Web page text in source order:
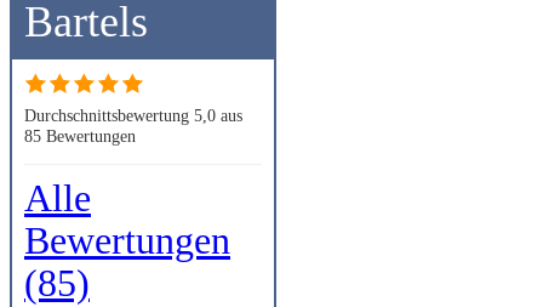
Bartels
Durchschnittsbewertung 5,0 aus
85 Bewertungen
Alle
Bewertungen
(85)